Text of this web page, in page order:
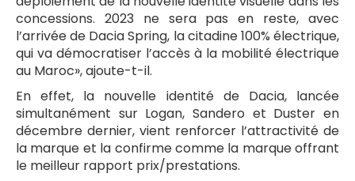
concessions. 2023 ne sera pas en reste, avec
l’arrivée de Dacia Spring, la citadine 100% électrique,
qui va démocratiser l’accès à la mobilité électrique
au Maroc», ajoute-t-il.
En effet, la nouvelle identité de Dacia, lancée
simultanément sur Logan, Sandero et Duster en
décembre dernier, vient renforcer l’attractivité de
la marque et la confirme comme la marque offrant
le meilleur rapport prix/prestations.